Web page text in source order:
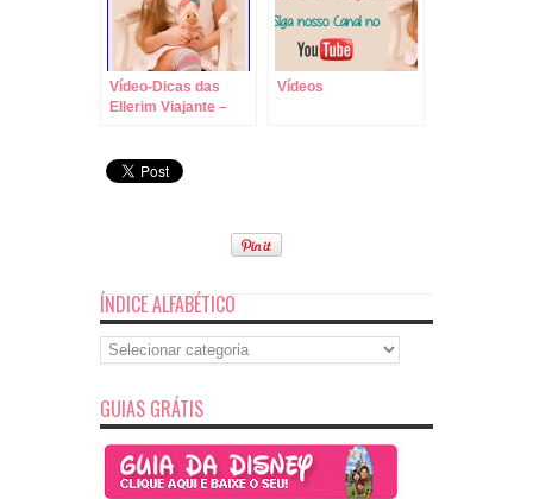
Vídeo-Dicas das
Ellerim Viajante –
Vídeos
ÍNDICE ALFABÉTICO
Índice
Alfabético
GUIAS GRÁTIS